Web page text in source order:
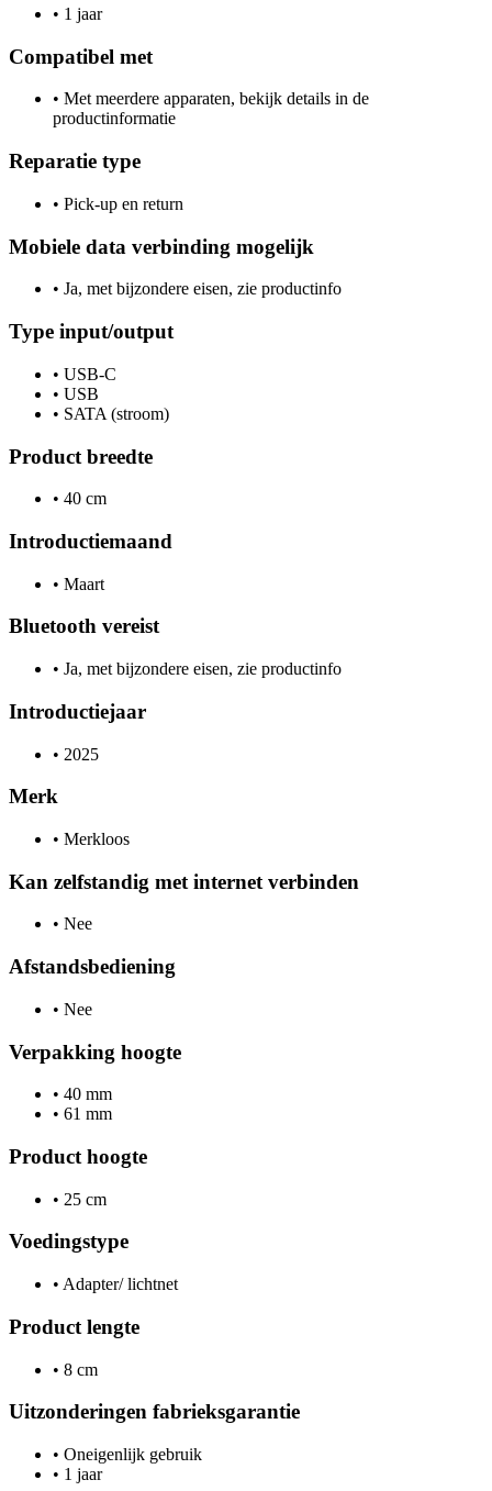
• 1 jaar
Compatibel met
• Met meerdere apparaten, bekijk details in de
productinformatie
Reparatie type
• Pick-up en return
Mobiele data verbinding mogelijk
• Ja, met bijzondere eisen, zie productinfo
Type input/output
• USB-C
• USB
• SATA (stroom)
Product breedte
• 40 cm
Introductiemaand
• Maart
Bluetooth vereist
• Ja, met bijzondere eisen, zie productinfo
Introductiejaar
• 2025
Merk
• Merkloos
Kan zelfstandig met internet verbinden
• Nee
Afstandsbediening
• Nee
Verpakking hoogte
• 40 mm
• 61 mm
Product hoogte
• 25 cm
Voedingstype
• Adapter/ lichtnet
Product lengte
• 8 cm
Uitzonderingen fabrieksgarantie
• Oneigenlijk gebruik
• 1 jaar